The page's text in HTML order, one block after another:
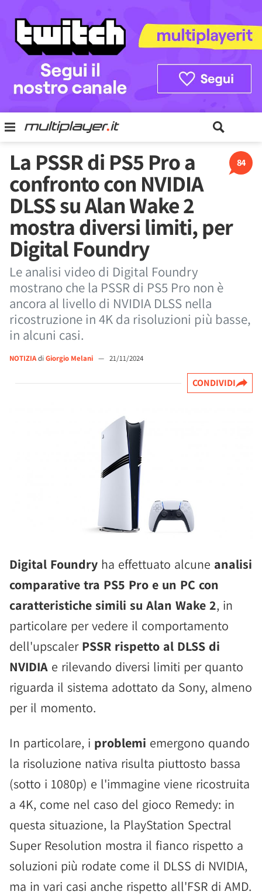
84
La PSSR di PS5 Pro a
confronto con NVIDIA
DLSS su Alan Wake 2
mostra diversi limiti, per
Digital Foundry
Le analisi video di Digital Foundry
mostrano che la PSSR di PS5 Pro non è
ancora al livello di NVIDIA DLSS nella
ricostruzione in 4K da risoluzioni più basse,
in alcuni casi.
NOTIZIAdi Giorgio Melani — 21/11/2024
CONDIVIDI
Digital Foundry ha effettuato alcune analisi
comparative tra PS5 Pro e un PC con
caratteristiche simili su Alan Wake 2, in
particolare per vedere il comportamento
dell'upscaler PSSR rispetto al DLSS di
NVIDIA e rilevando diversi limiti per quanto
riguarda il sistema adottato da Sony, almeno
per il momento.
In particolare, i problemi emergono quando
la risoluzione nativa risulta piuttosto bassa
(sotto i 1080p) e l'immagine viene ricostruita
a 4K, come nel caso del gioco Remedy: in
questa situazione, la PlayStation Spectral
Super Resolution mostra il fianco rispetto a
soluzioni più rodate come il DLSS di NVIDIA,
ma in vari casi anche rispetto all'FSR di AMD.